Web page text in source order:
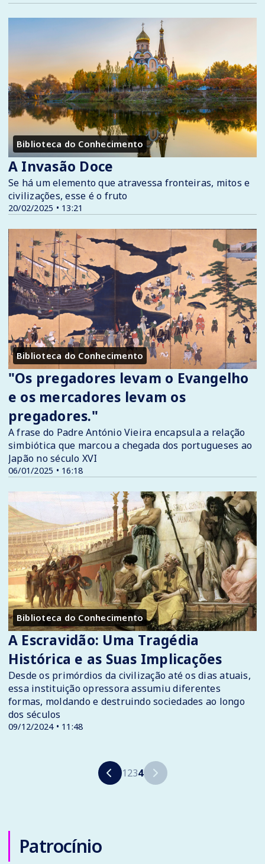
Biblioteca do Conhecimento
20/02/2025 • 13:21
A Invasão Doce
Se há um elemento que atravessa fronteiras, mitos e
civilizações, esse é o fruto
Biblioteca do Conhecimento
06/01/2025 • 16:18
"Os pregadores levam o Evangelho
e os mercadores levam os
pregadores."
A frase do Padre António Vieira encapsula a relação
simbiótica que marcou a chegada dos portugueses ao
Japão no século XVI
Biblioteca do Conhecimento
09/12/2024 • 11:48
A Escravidão: Uma Tragédia
Histórica e as Suas Implicações
Desde os primórdios da civilização até os dias atuais,
essa instituição opressora assumiu diferentes
formas, moldando e destruindo sociedades ao longo
dos séculos
1234
Patrocínio